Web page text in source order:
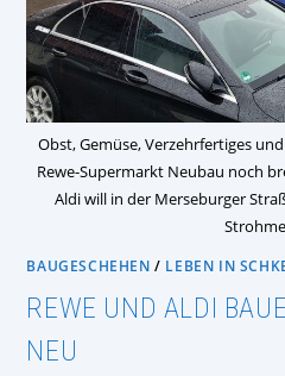
Obst, Gemüse, Verzehrfertiges
Rewe-Supermarkt Neubau noch
Aldi will in der Merseburger
BAUGESCHEHEN / LEBEN IN
REWE UND ALDI
NEU